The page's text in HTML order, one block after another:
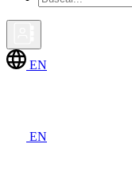
EN
EN